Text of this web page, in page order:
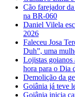
Cão farejador
na BR-060
Daniel Vilela
2026
Faleceu Josa
Duh”, uma
Lojistas goianos
hora para o Dia
Demolição da
Goiânia já teve
Goiânia inicia